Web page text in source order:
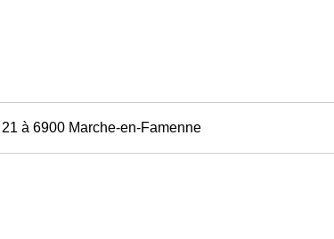
à 6900 Marche-en-Famenne